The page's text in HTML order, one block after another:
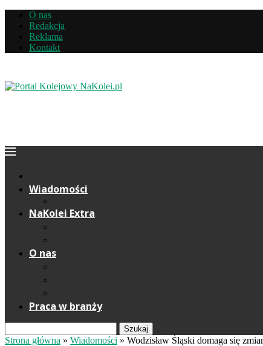
O nas
Redakcja
Reklama
Kontakt
Wiadomości
NaKolei Extra
O nas
Praca w branży
Szukaj
Strona główna » Wiadomości » Wodzisław Śląski domaga się